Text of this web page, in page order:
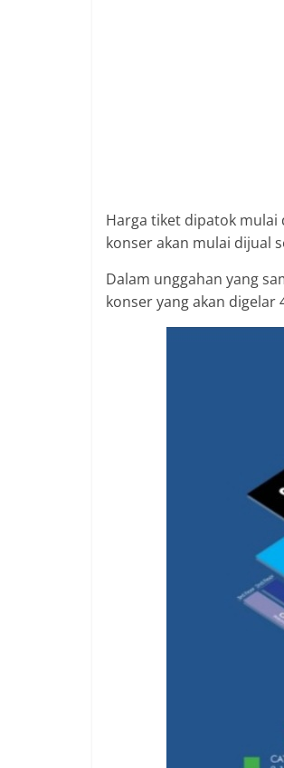
Harga tiket dipatok mulai
konser akan mulai dijual
Dalam unggahan yang
konser yang akan